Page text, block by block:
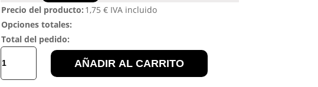
Precio del producto: 1,75€ IVA incluido
Opciones totales:
Total del pedido:
SERIE
ARTEMISA
AÑADIR AL CARRITO